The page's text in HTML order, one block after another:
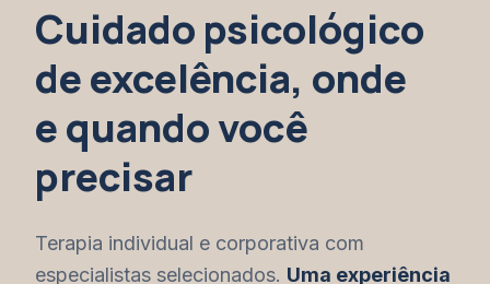
Cuidado psicológico
de excelência, onde
e quando você
precisar
Terapia individual e corporativa com
especialistas selecionados. Uma experiência